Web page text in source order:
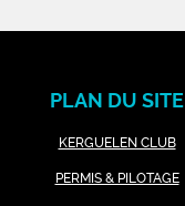
PLAN DU SITE
KERGUELEN CLUB
PERMIS & PILOTAGE